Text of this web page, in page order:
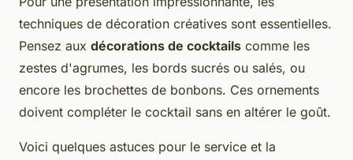
techniques de décoration créatives sont essentielles.
Pensez aux décorations de cocktails comme les
zestes d'agrumes, les bords sucrés ou salés, ou
encore les brochettes de bonbons. Ces ornements
doivent compléter le cocktail sans en altérer le goût.
Voici quelques astuces pour le service et la